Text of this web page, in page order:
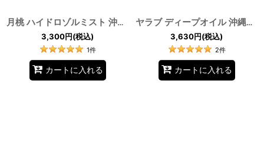
月桃 ハイドロゾルミスト 沖縄県国頭郡今帰仁村産 月の葉水 スキンミスト by EMAJINY
3,300円(税込)
1件
カートに入れる
ヤラブ ディープオイル 沖縄産 ヤラブオイル タマヌオイル テリハボクオイル ホヌアサーフライダー by EMAJINY
3,630円(税込)
2件
カートに入れる